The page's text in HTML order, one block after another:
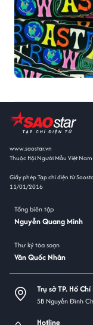
www.saostar.vn
Thuộc Hội Người Mẫu Việt Nam
Giấy phép Tạp chí điện tử
11/01/2016
Tổng biên tập
Nguyễn Quang Minh
Thư ký tòa soạn
Văn Quốc Nhân
Trụ sở TP. Hồ
5B Nguyễn Đình
Hotline